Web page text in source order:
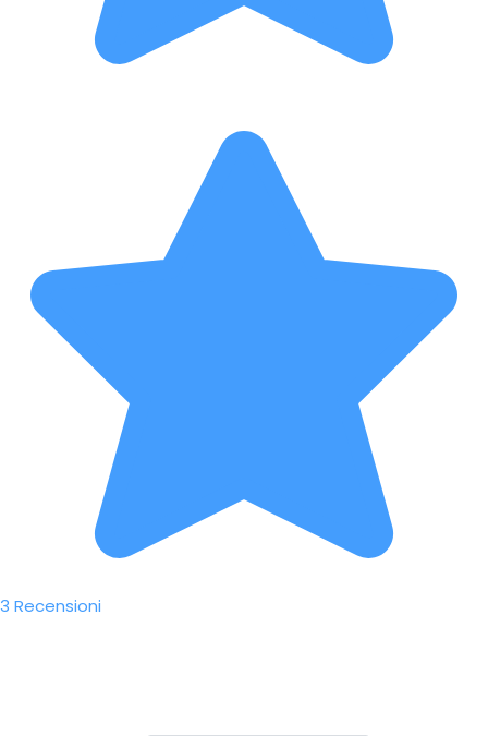
3 Recensioni